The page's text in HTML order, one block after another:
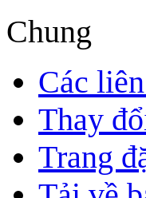
Chung
Các
Thay
Trang